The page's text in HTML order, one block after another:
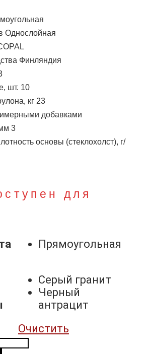
Однослойная
Финляндия
шт. 10
кг 23
добавками
3
основы (стеклохолст), г/
для
Прямоугольная
Серый гранит
Черный
антрацит
Очистить